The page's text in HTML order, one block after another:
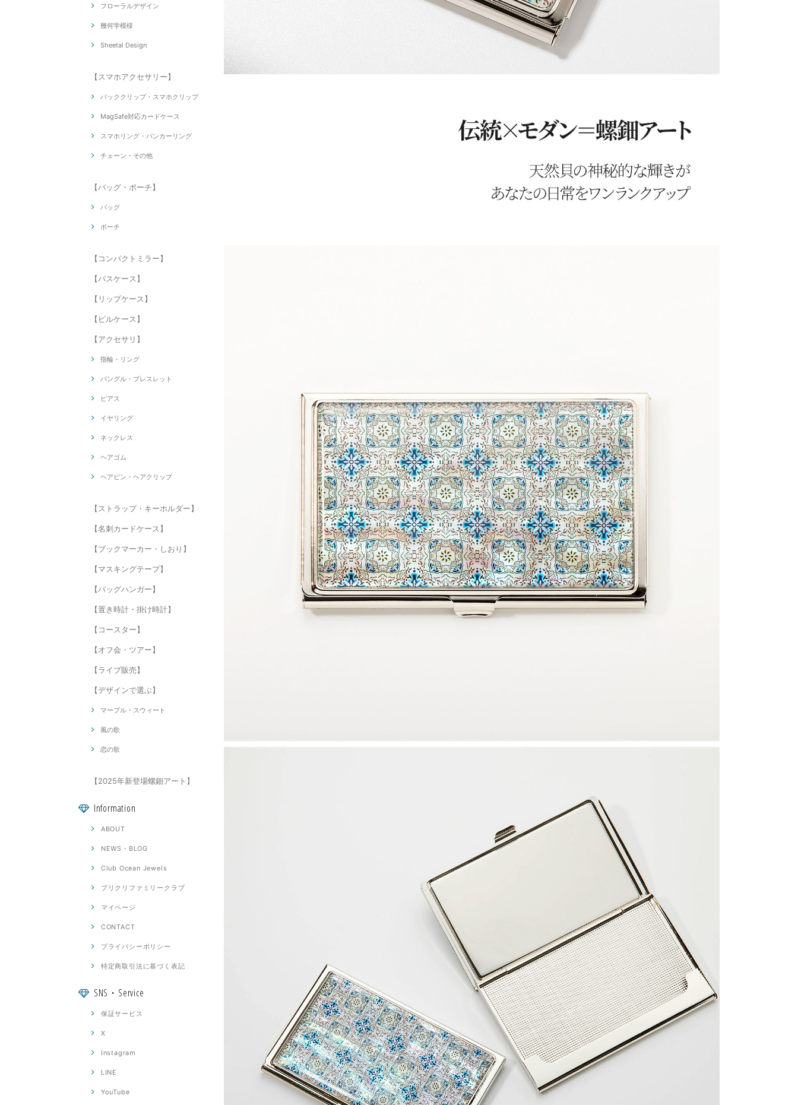
フローラルデザイン
幾何学模様
Sheetal Design
【スマホアクセサリー】
バッククリップ・スマホクリップ
MagSafe対応カードケース
スマホリング・バンカーリング
チェーン・その他
【バッグ・ポーチ】
バッグ
ポーチ
【コンパクトミラー】
【パスケース】
【リップケース】
【ピルケース】
【アクセサリ】
指輪・リング
バングル・ブレスレット
ピアス
イヤリング
ネックレス
ヘアゴム
ヘアピン・ヘアクリップ
【ストラップ・キーホルダー】
【名刺カードケース】
【ブックマーカー・しおり】
【マスキングテープ】
【バッグハンガー】
【置き時計・掛け時計】
【コースター】
【オフ会・ツアー】
【ライブ販売】
【デザインで選ぶ】
マーブル・スウィート
風の歌
恋の歌
【2025年新登場螺鈿アート】
Information
ABOUT
NEWS・BLOG
Club Ocean Jewels
プリクリファミリークラブ
マイページ
CONTACT
プライバシーポリシー
特定商取引法に基づく表記
SNS・Service
保証サービス
X
Instagram
LINE
YouTube